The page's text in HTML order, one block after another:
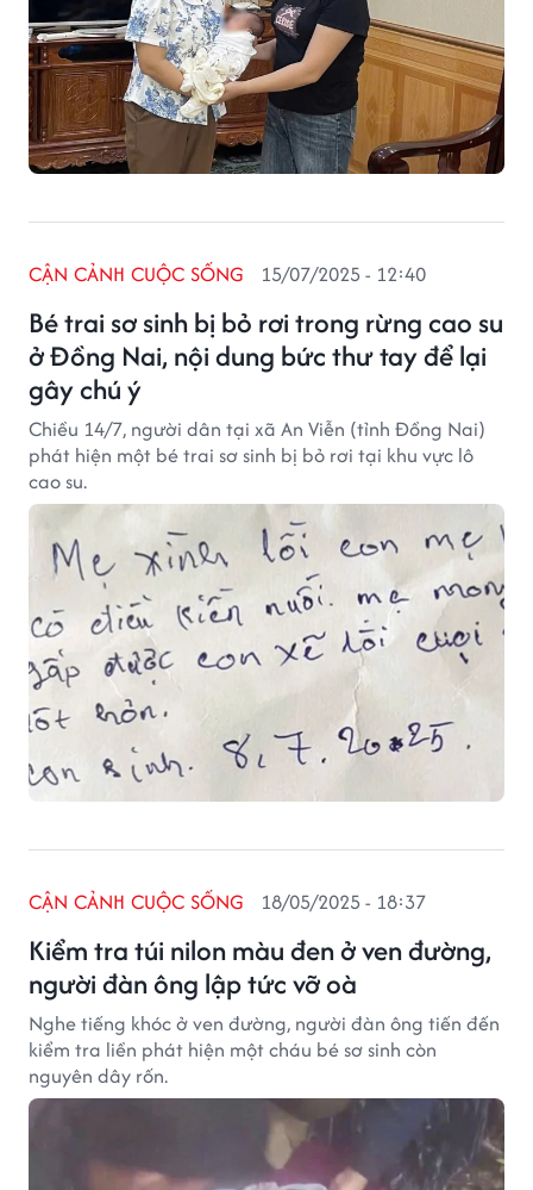
Bé trai sơ sinh bị bỏ rơi trong rừng cao su
ở Đồng Nai, nội dung bức thư tay để lại
gây chú ý
CẬN CẢNH CUỘC SỐNG 15/07/2025 - 12:40
Chiều 14/7, người dân tại xã An Viễn (tỉnh Đồng Nai)
phát hiện một bé trai sơ sinh bị bỏ rơi tại khu vực lô
cao su.
Kiểm tra túi nilon màu đen ở ven đường,
người đàn ông lập tức vỡ oà
CẬN CẢNH CUỘC SỐNG 18/05/2025 - 18:37
Nghe tiếng khóc ở ven đường, người đàn ông tiến đến
kiểm tra liền phát hiện một cháu bé sơ sinh còn
nguyên dây rốn.